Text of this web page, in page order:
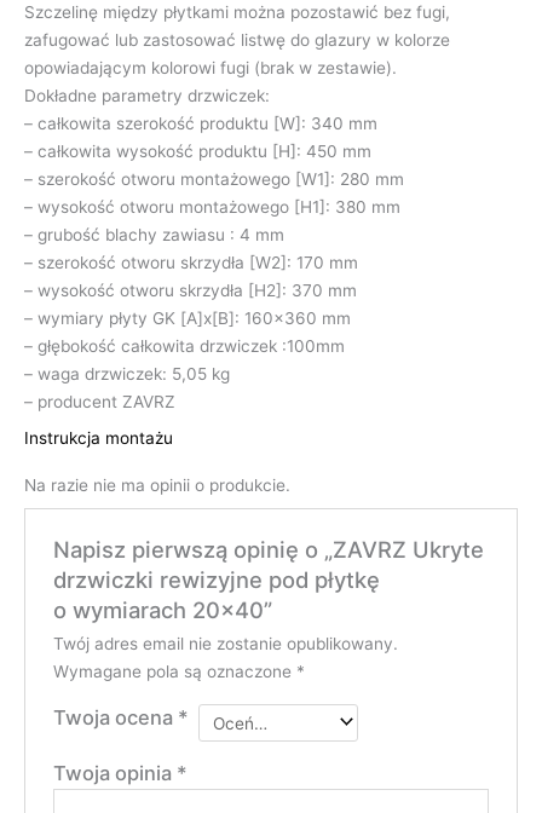
Szczelinę między płytkami można pozostawić bez fugi,
zafugować lub zastosować listwę do glazury w kolorze
opowiadającym kolorowi fugi (brak w zestawie).
Dokładne parametry drzwiczek:
– całkowita szerokość produktu [W]: 340 mm
– całkowita wysokość produktu [H]: 450 mm
– szerokość otworu montażowego [W1]: 280 mm
– wysokość otworu montażowego [H1]: 380 mm
– grubość blachy zawiasu : 4 mm
– szerokość otworu skrzydła [W2]: 170 mm
– wysokość otworu skrzydła [H2]: 370 mm
– wymiary płyty GK [A]x[B]: 160×360 mm
– głębokość całkowita drzwiczek :100mm
– waga drzwiczek: 5,05 kg
– producent ZAVRZ
Instrukcja montażu
Na razie nie ma opinii o produkcie.
Napisz pierwszą opinię o „ZAVRZ Ukryte
drzwiczki rewizyjne pod płytkę
o wymiarach 20×40”
Twój adres email nie zostanie opublikowany.
Wymagane pola są oznaczone *
Twoja ocena *
Twoja opinia *